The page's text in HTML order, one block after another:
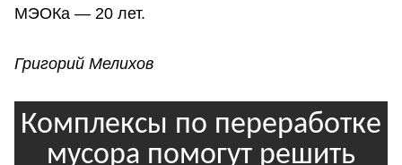
МЭОКа — 20 лет.
Григорий Мелихов